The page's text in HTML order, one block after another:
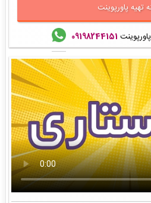
تهیه پاورپوینت
09198244151